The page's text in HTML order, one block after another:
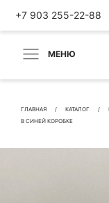
+7 903 255-22-88
МЕНЮ
ГЛАВНАЯ КАТАЛОГ
В СИНЕЙ КОРОБКЕ